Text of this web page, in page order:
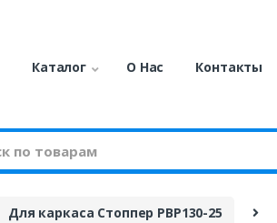
Каталог О Нас Контакты
Для каркаса Стоппер PBP130-25